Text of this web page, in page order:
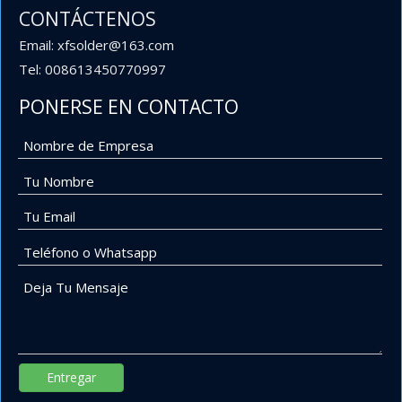
CONTÁCTENOS
Email: xfsolder@163.com
Tel: 008613450770997
PONERSE EN CONTACTO
Entregar